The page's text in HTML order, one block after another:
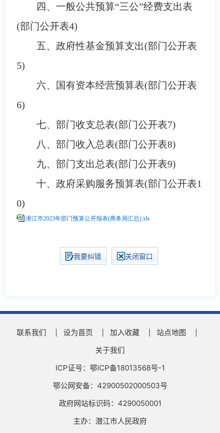
四、 一般公共预算“三公”经费支出表
(部门公开表4)
五、 政府性基金预算支出(部门公开表
5)
六、国有资本经营预算表(部门公开表
6)
七、 部门收支总表(部门公开表7)
八、 部门收入总表(部门公开表8)
九、 部门支出总表(部门公开表9)
十、政府采购服务预算表(部门公开表1
0)
潜江市2023年部门预算公开报表(商务局汇总).xls
我要纠错 关闭窗口
联系我们 设为首页 加入收藏
站点地图
关于我们
ICP证号：鄂ICP备18013568号-1
鄂公网安备：42900502000503号
政府网站标识码：4290050001
主办：潜江市人民政府